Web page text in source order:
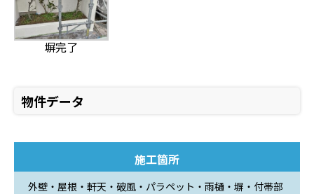
塀完了
物件データ
施工箇所
外壁・屋根・軒天・破風・パラペット・雨樋・塀・付帯部